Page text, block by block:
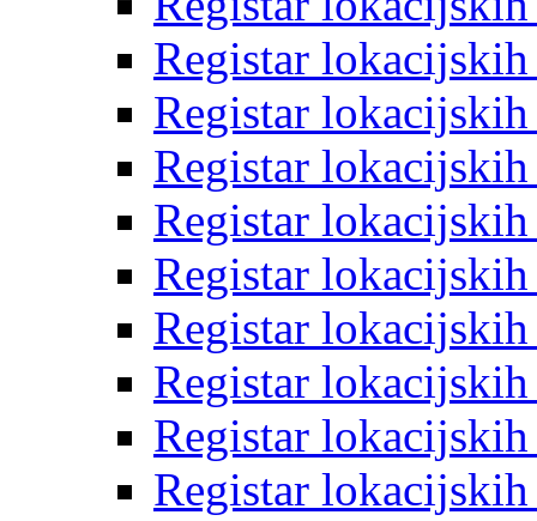
Registar
Registar
Registar
Registar
Registar
Registar
Registar
Registar
Registar